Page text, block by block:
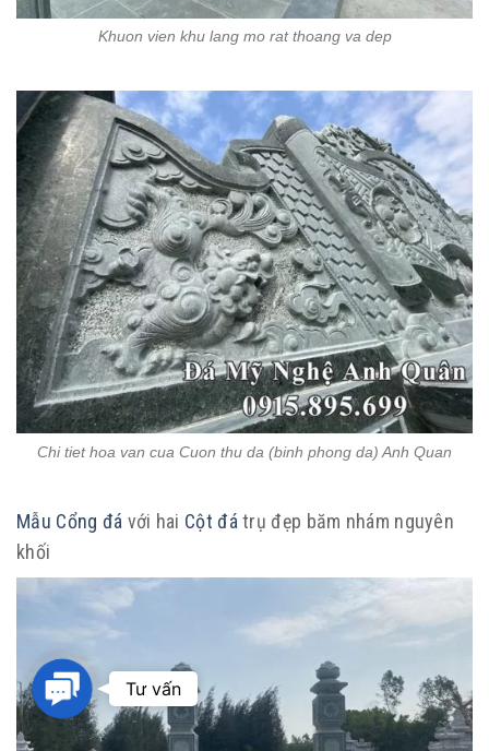
Khuon vien khu lang mo rat thoang va dep
Chi tiet hoa van cua Cuon thu da (binh phong da) Anh Quan
Mẫu Cổng đá với hai Cột đá trụ đẹp băm nhám nguyên
khối
Contact
Us
Tư vấn